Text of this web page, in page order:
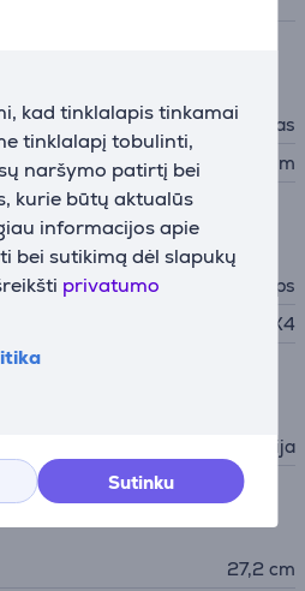
kad tinklalapis tinkamai
tinklalapį tobulinti,
naršymo patirtį bei
kurie būtų aktualūs
informacijos apie
bei sutikimą dėl slapukų
privatumo
Sutinku
LED apšvietimas
160 lm
Philips
IPX4
Baterija
27,2 cm